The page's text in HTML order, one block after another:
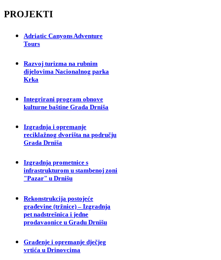
PROJEKTI
Adriatic Canyons Adventure
Tours
Razvoj turizma na rubnim
dijelovima Nacionalnog parka
Krka
Integrirani program obnove
kulturne baštine Grada Drniša
Izgradnja i opremanje
reciklažnog dvorišta na području
Grada Drniša
Izgradnja prometnice s
infrastrukturom u stambenoj zoni
"Pazar" u Drnišu
Rekonstrukcija postojeće
građevine (tržnice) – Izgradnja
pet nadstrešnica i jedne
prodavaonice u Gradu Drnišu
Građenje i opremanje dječjeg
vrtića u Drinovcima